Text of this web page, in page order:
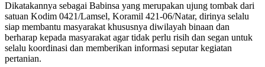
Dikatakannya sebagai Babinsa yang merupakan ujung tombak dari
satuan Kodim 0421/Lamsel, Koramil 421-06/Natar, dirinya selalu
siap membantu masyarakat khususnya diwilayah binaan dan
berharap kepada masyarakat agar tidak perlu risih dan segan untuk
selalu koordinasi dan memberikan informasi seputar kegiatan
pertanian.